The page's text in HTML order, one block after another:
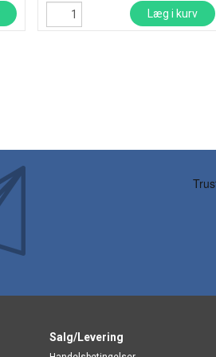
Læg i kurv
Salg/Levering